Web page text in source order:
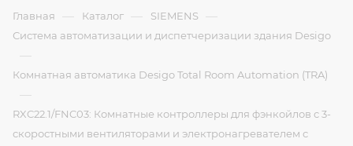
Главная — Каталог — SIEMENS —
Система автоматизации и диспетчеризации здания Desigo
—
Комнатная автоматика Desigo Total Room Automation (TRA)
—
RXC22.1/FNC03: Комнатные контроллеры для фэнкойлов с 3-
скоростными вентиляторами и электронагревателем с